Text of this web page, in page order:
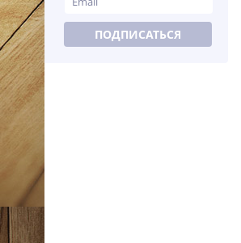
ПОДПИСАТЬСЯ